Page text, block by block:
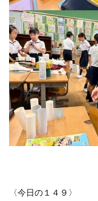
〈今日の１４９〉